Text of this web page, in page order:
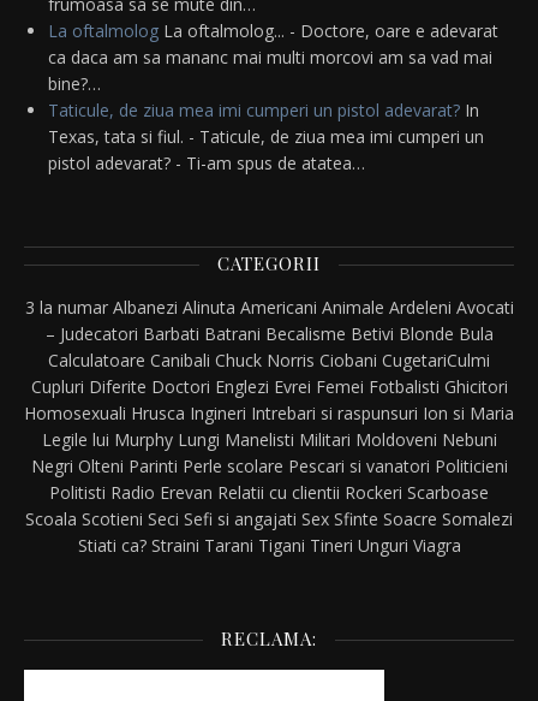
La oftalmolog La oftalmolog... - Doctore, oare e adevarat
ca daca am sa mananc mai multi morcovi am sa vad mai
bine?…
Taticule, de ziua mea imi cumperi un pistol adevarat? In
Texas, tata si fiul. - Taticule, de ziua mea imi cumperi un
pistol adevarat? - Ti-am spus de atatea…
CATEGORII
3 la numar Albanezi Alinuta Americani Animale Ardeleni Avocati
– Judecatori Barbati Batrani Becalisme Betivi Blonde Bula
Calculatoare Canibali Chuck Norris Ciobani CugetariCulmi
Cupluri Diferite Doctori Englezi Evrei Femei Fotbalisti Ghicitori
Homosexuali Hrusca Ingineri Intrebari si raspunsuri Ion si Maria
Legile lui Murphy Lungi Manelisti Militari Moldoveni Nebuni
Negri Olteni Parinti Perle scolare Pescari si vanatori Politicieni
Politisti Radio Erevan Relatii cu clientii Rockeri Scarboase
Scoala Scotieni Seci Sefi si angajati Sex Sfinte Soacre Somalezi
Stiati ca? Straini Tarani Tigani Tineri Unguri Viagra
RECLAMA: